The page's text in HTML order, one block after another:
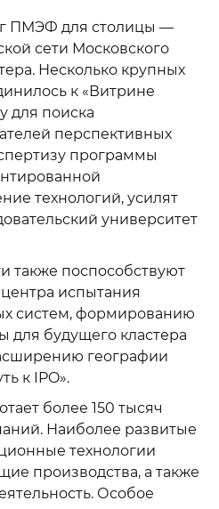
ПМЭФ для столицы —
сети Московского
Несколько крупных
к «Витрине
для поиска
перспективных
программы
технологий, усилят
университет
также поспособствуют
испытания
систем, формированию
для будущего кластера
географии
к IPO».
более 150 тысяч
Наиболее развитые
технологии
производства, а также
Особое